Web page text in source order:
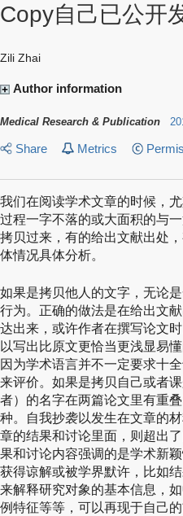
Copy自己已公开
Zili Zhai
Author information
Medical Research & Publication
Share Metrics
我们在阅读学术文章的时候，
过程一字不落的或大面积的与
拷贝过来，有的给出文献出处
体情况具体分析。
如果是拷贝他人的文字，无论
行为。正确的做法是在给出文
达出来，或许作者在撰写论文
以写出比原文更恰当更浅显易
因为学术语言并不一定要求十
来评价。如果是拷贝自己或者
者）的名字在两篇论文里有重
种。自我抄袭以发生在文章的
章的结果和讨论里面，则超出
果和讨论内容强调的是学术新
获得谅解或被学界默许，比如
来解释研究对象的基本信息，
例特征等等，可以再现于自己的